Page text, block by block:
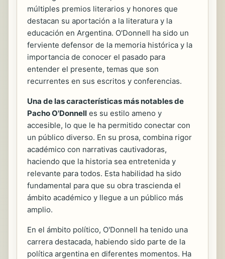
múltiples premios literarios y honores que
destacan su aportación a la literatura y la
educación en Argentina. O'Donnell ha sido un
ferviente defensor de la memoria histórica y la
importancia de conocer el pasado para
entender el presente, temas que son
recurrentes en sus escritos y conferencias.
Una de las características más notables de
Pacho O'Donnell es su estilo ameno y
accesible, lo que le ha permitido conectar con
un público diverso. En su prosa, combina rigor
académico con narrativas cautivadoras,
haciendo que la historia sea entretenida y
relevante para todos. Esta habilidad ha sido
fundamental para que su obra trascienda el
ámbito académico y llegue a un público más
amplio.
En el ámbito político, O'Donnell ha tenido una
carrera destacada, habiendo sido parte de la
política argentina en diferentes momentos. Ha